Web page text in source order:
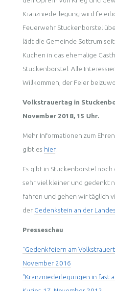
Kranzniederlegung wird
Feuerwehr Stuckenborstel
lädt die Gemeinde Sottrum
Kuchen in das ehemalige
Stuckenborstel. Alle
Willkommen, der Feier
Volkstrauertag in
November 2018, 15 Uhr.
Mehr Informationen zum
gibt es hier.
Es gibt in Stuckenborstel noch
sehr viel kleiner und gedenkt
fahren und gehen wir täglich
der Gedenkstein an der
Presseschau
"Gedenkfeiern am
November 2016
"Kranzniederlegungen in fast